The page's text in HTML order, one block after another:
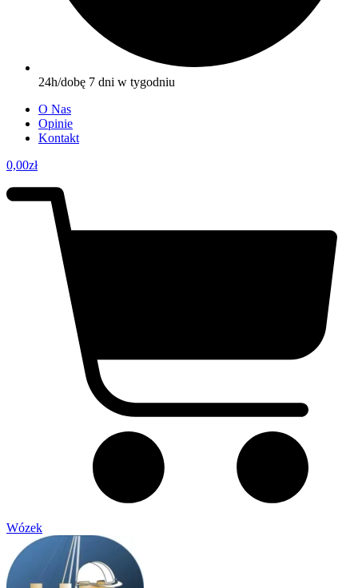
24h/dobę 7 dni w tygodniu
O Nas
Opinie
Kontakt
0,00zł
Wózek